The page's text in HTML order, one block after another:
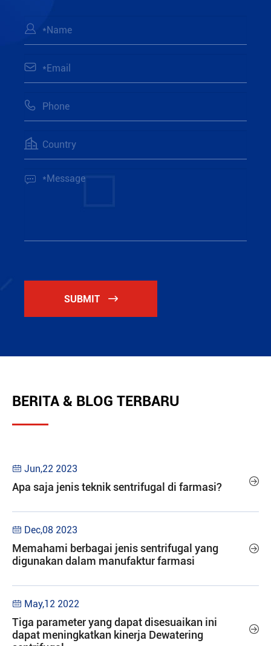





SUBMIT 
BERITA & BLOG TERBARU
 Jun,22 2023
Apa saja jenis teknik sentrifugal di farmasi? 
 Dec,08 2023
Memahami berbagai jenis sentrifugal yang
digunakan dalam manufaktur farmasi

 May,12 2022
Tiga parameter yang dapat disesuaikan ini
dapat meningkatkan kinerja Dewatering
